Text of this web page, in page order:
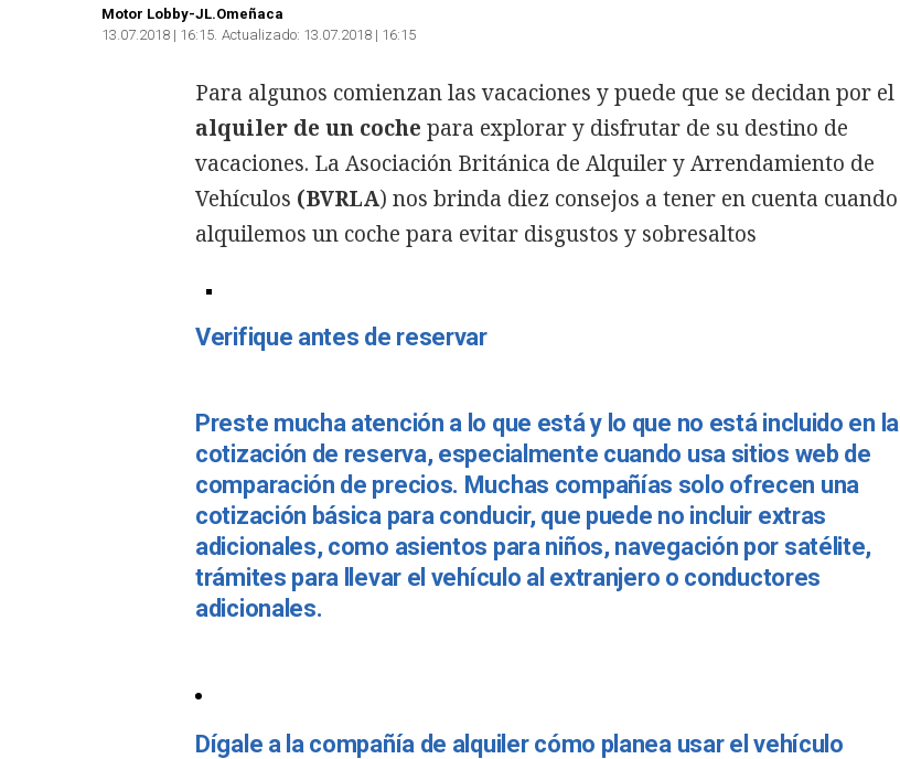
Motor Lobby-JL.Omeñaca
13.07.2018 | 16:15 Actualizado: 13.07.2018 | 16:15
Para algunos comienzan las vacaciones y puede que se decidan por el
alquiler de un coche para explorar y disfrutar de su destino de
vacaciones. La Asociación Británica de Alquiler y Arrendamiento de
Vehículos (BVRLA) nos brinda diez consejos a tener en cuenta cuando
alquilemos un coche para evitar disgustos y sobresaltos
Verifique antes de reservar
Preste mucha atención a lo que está y lo que no está incluido en la
cotización de reserva, especialmente cuando usa sitios web de
comparación de precios. Muchas compañías solo ofrecen una
cotización básica para conducir, que puede no incluir extras
adicionales, como asientos para niños, navegación por satélite,
trámites para llevar el vehículo al extranjero o conductores
adicionales.
Dígale a la compañía de alquiler cómo planea usar el vehículo